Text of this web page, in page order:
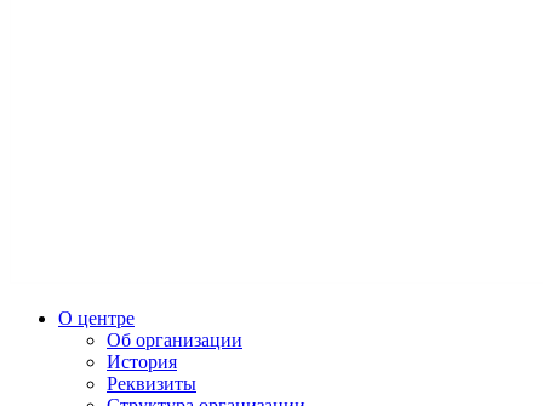
О центре
Об организации
История
Реквизиты